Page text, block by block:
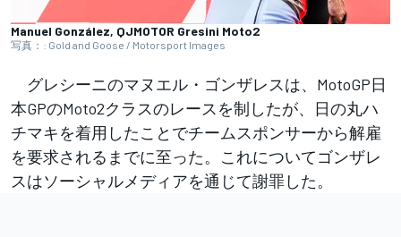
Manuel González, QJMOTOR Gresini Moto2
写真：: Gold and Goose / Motorsport Images
グレシーニのマヌエル・ゴンザレスは、MotoGP日
本GPのMoto2クラスのレースを制したが、日の丸ハ
チマキを着用したことでチームスポンサーから解雇
を要求されるまでに至った。これについてゴンザレ
スはソーシャルメディアを通じて謝罪した。